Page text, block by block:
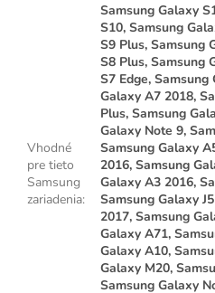
Vhodné
pre tieto
Samsung
zariadenia:
Samsung Galaxy
S10, Samsung
S9 Plus, Samsung
S8 Plus, Samsung
S7 Edge,
Galaxy A7 2018,
Plus, Samsung
Galaxy Note 9,
Samsung Galaxy
2016, Samsung
Galaxy A3 2016,
Samsung Galaxy
2017, Samsung
Galaxy A71,
Galaxy A10,
Galaxy M20,
Samsung Galaxy